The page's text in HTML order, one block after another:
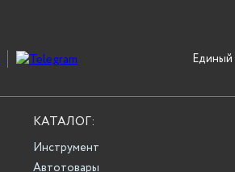
Единый
КАТАЛОГ:
Инструмент
Автотовары